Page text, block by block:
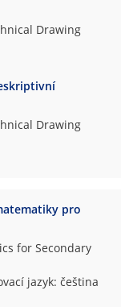
Drawing
Drawing
pro
for Secondary
jazyk: čeština